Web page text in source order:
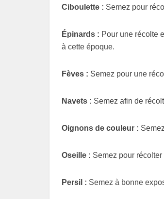
Ciboulette : Semez pour
Épinards : Pour une récolte
à cette époque.
Fèves : Semez pour une
Navets : Semez afin de
Oignons de couleur :
Oseille : Semez pour récolter
Persil : Semez à bonne